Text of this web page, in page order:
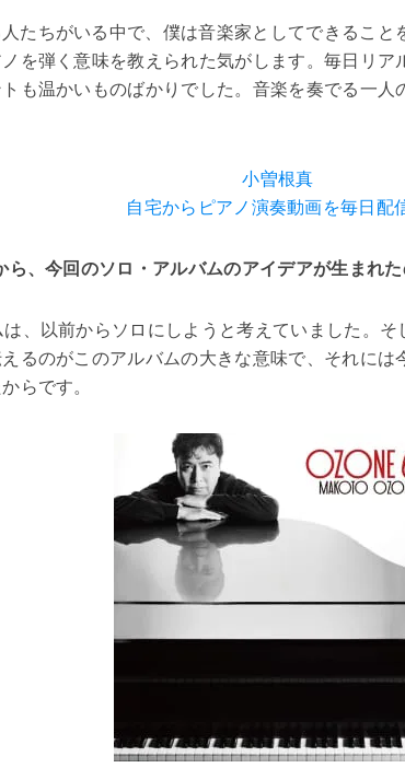
たちがいる中で、僕は音楽家としてできること
を弾く意味を教えられた気がします。毎日リ
も温かいものばかりでした。音楽を奏でる一
小曽根真
自宅からピアノ演奏動画を毎日配
、今回のソロ・アルバムのアイデアが生まれた
、以前からソロにしようと考えていました。
るのがこのアルバムの大きな意味で、それに
らです。